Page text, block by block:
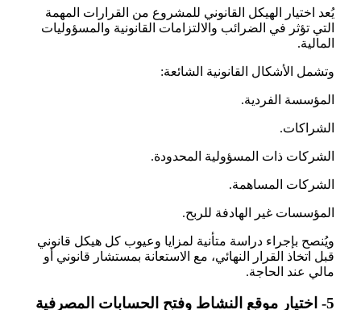
يُعد اختيار الهيكل القانوني للمشروع من القرارات المهمة
التي تؤثر في الضرائب والالتزامات القانونية والمسؤوليات
المالية.
وتشمل الأشكال القانونية الشائعة:
المؤسسة الفردية.
الشراكات.
الشركات ذات المسؤولية المحدودة.
الشركات المساهمة.
المؤسسات غير الهادفة للربح.
ويُنصح بإجراء دراسة متأنية لمزايا وعيوب كل هيكل قانوني
قبل اتخاذ القرار النهائي، مع الاستعانة بمستشار قانوني أو
مالي عند الحاجة.
5- اختيار موقع النشاط وفتح الحسابات المصرفية